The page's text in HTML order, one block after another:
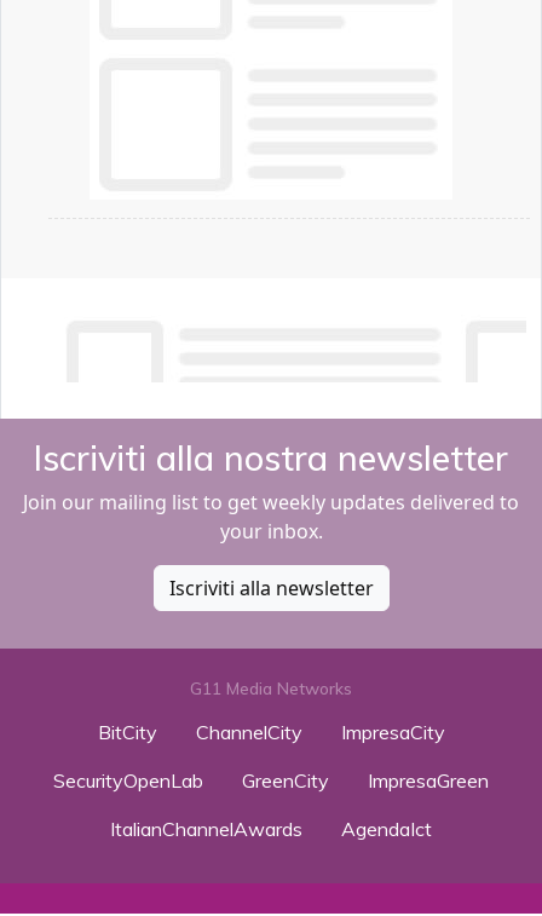
Iscriviti alla nostra newsletter
Join our mailing list to get weekly updates delivered to
your inbox.
Iscriviti alla newsletter
G11 Media Networks
BitCity ChannelCity
ImpresaCity
SecurityOpenLab
GreenCity
ImpresaGreen
ItalianChannelAwards
AgendaIct